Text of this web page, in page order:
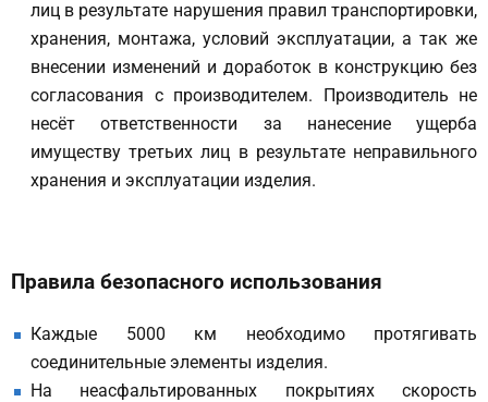
лиц в результате нарушения правил транспортировки,
хранения, монтажа, условий эксплуатации, а так же
внесении изменений и доработок в конструкцию без
согласования с производителем. Производитель не
несёт ответственности за нанесение ущерба
имуществу третьих лиц в результате неправильного
хранения и эксплуатации изделия.
Правила безопасного использования
Каждые 5000 км необходимо протягивать
соединительные элементы изделия.
На неасфальтированных покрытиях скорость